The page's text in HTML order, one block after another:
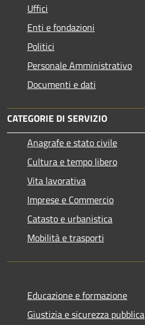
Uffici
Enti e fondazioni
Politici
Personale Amministrativo
Documenti e dati
CATEGORIE DI SERVIZIO
Anagrafe e stato civile
Cultura e tempo libero
Vita lavorativa
Imprese e Commercio
Catasto e urbanistica
Mobilità e trasporti
Educazione e formazione
Giustizia e sicurezza pubblica